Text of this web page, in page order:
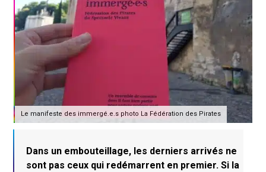
Le manifeste des immergé.e.s photo La Fédération des Pirates
Dans un embouteillage, les derniers arrivés ne
sont pas ceux qui redémarrent en premier. Si la